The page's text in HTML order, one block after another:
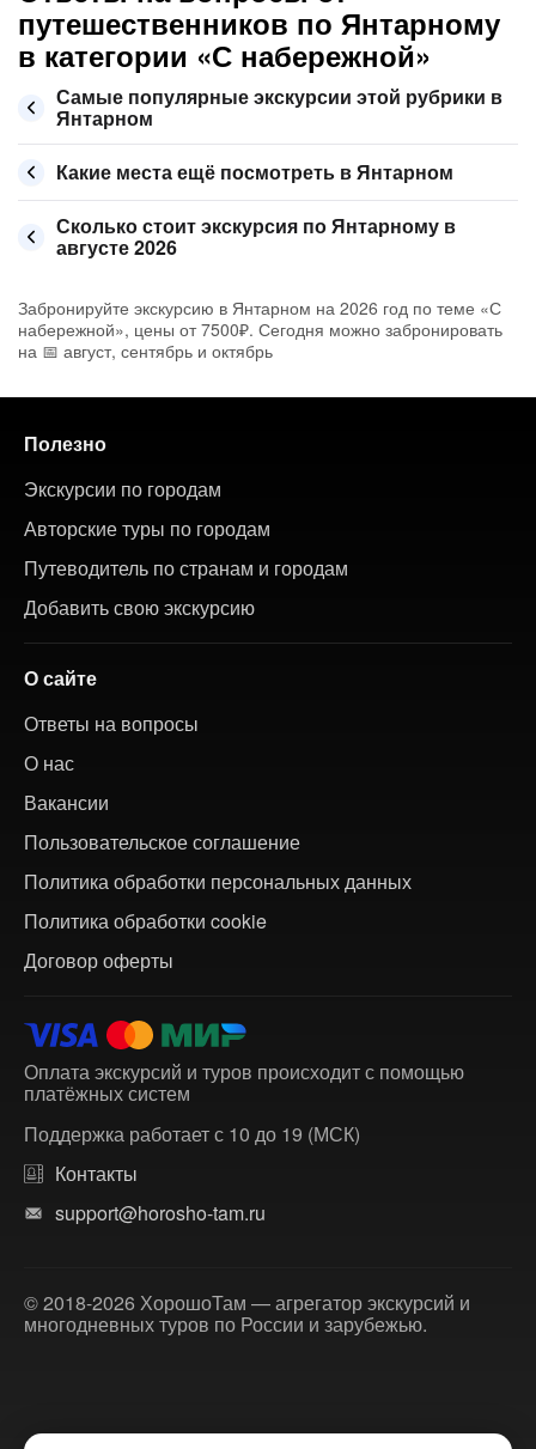
путешественников по Янтарному
в категории «С набережной»
Самые популярные экскурсии этой рубрики в
Янтарном
Какие места ещё посмотреть в Янтарном
Сколько стоит экскурсия по Янтарному в
августе 2026
Забронируйте экскурсию в Янтарном на 2026 год по теме «С
набережной», цены от 7500₽. Сегодня можно забронировать
на 📅 август, сентябрь и октябрь
Полезно
Экскурсии по городам
Авторские туры по городам
Путеводитель по странам и городам
Добавить свою экскурсию
О сайте
Ответы на вопросы
О нас
Вакансии
Пользовательское соглашение
Политика обработки персональных данных
Политика обработки cookie
Договор оферты
Оплата экскурсий и туров происходит с помощью
платёжных систем
Поддержка работает с 10 до 19 (МСК)
Контакты
support@horosho-tam.ru
© 2018-2026 ХорошоТам — агрегатор экскурсий и
многодневных туров по России и зарубежью.